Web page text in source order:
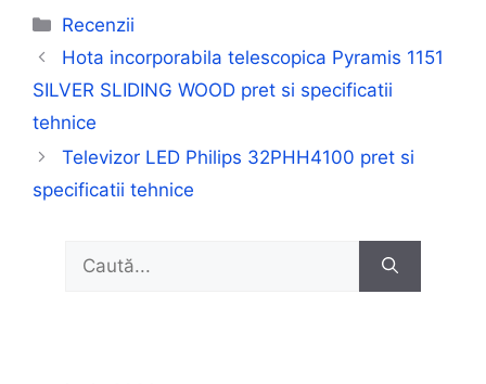
Categorii
Recenzii
Hota incorporabila telescopica Pyramis 1151
SILVER SLIDING WOOD pret si specificatii
tehnice
Televizor LED Philips 32PHH4100 pret si
specificatii tehnice
Caută